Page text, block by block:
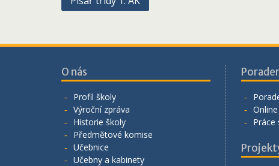
O nás
Profil školy
Výroční zpráva
Historie školy
Předmětové komise
Učebnice
Učebny a kabinety
Práce